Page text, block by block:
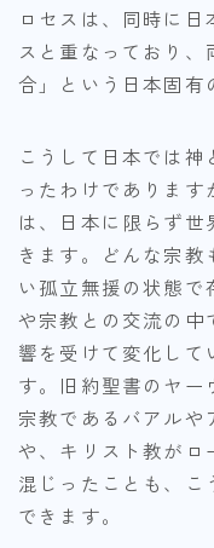
ロセスは、同時に
スと重なっており、
合」という日本固有
こうして日本では
ったわけでありま
は、日本に限らず
きます。どんな宗
い孤立無援の状態
や宗教との交流の中
響を受けて変化して
す。旧約聖書のヤー
宗教であるバアルや
や、キリスト教がロ
混じったことも、こ
できます。